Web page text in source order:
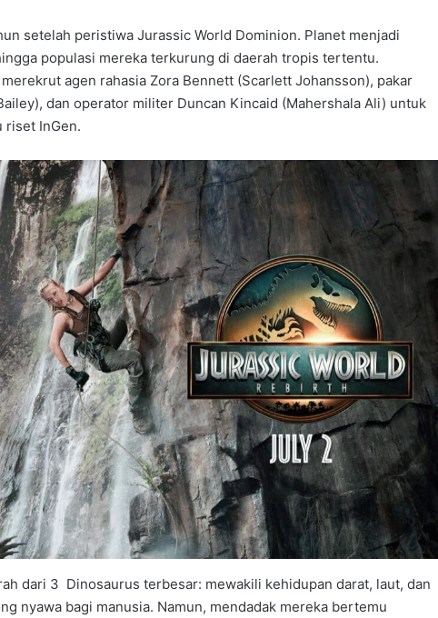
setelah peristiwa Jurassic World Dominion. Planet menjadi
populasi mereka terkurung di daerah tropis tertentu.
agen rahasia Zora Bennett (Scarlett Johansson), pakar
dan operator militer Duncan Kincaid (Mahershala Ali) untuk
riset InGen.
dari 3 Dinosaurus terbesar: mewakili kehidupan darat, laut, dan
nyawa bagi manusia. Namun, mendadak mereka bertemu